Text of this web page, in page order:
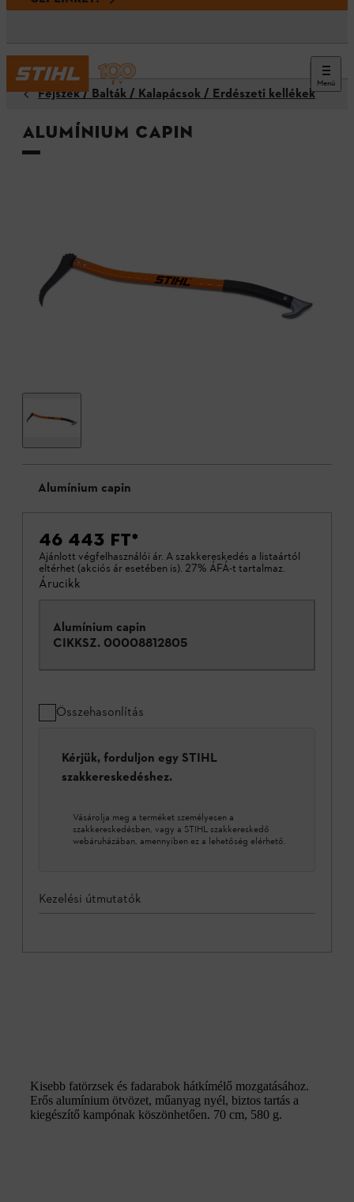
Menü
Fejszék / Balták / Kalapácsok / Erdészeti kellékek
Alumínium capin
Alumínium capin
46 443 FT*
Ajánlott végfelhasználói ár. A szakkereskedés a listaártól
eltérhet (akciós ár esetében is). 27% ÁFÁ-t tartalmaz.
Árucikk
Alumínium capin
CIKKSZ. 00008812805
Összehasonlítás
Kérjük, forduljon egy STIHL
szakkereskedéshez.
Vásárolja meg a terméket személyesen a
szakkereskedésben, vagy a STIHL szakkereskedő
webáruházában, amennyiben ez a lehetőség elérhető.
Kezelési útmutatók
Kisebb fatörzsek és fadarabok hátkímélő mozgatásához.
Erős alumínium ötvözet, műanyag nyél, biztos tartás a
kiegészítő kampónak köszönhetően. 70 cm, 580 g.